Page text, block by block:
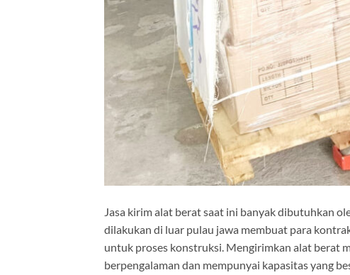
Jasa kirim alat berat saat ini banyak dibutuhkan
dilakukan di luar pulau jawa membuat para
untuk proses konstruksi. Mengirimkan alat berat
berpengalaman dan mempunyai kapasitas yang